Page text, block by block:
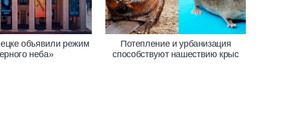
объявили режим
неба»
Потепление и урбанизация
способствуют нашествию крыс